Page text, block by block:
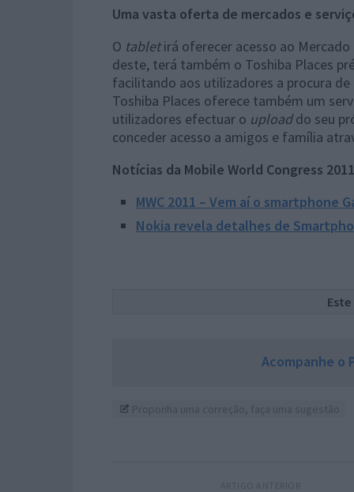
Uma vasta oferta de mercados e
O tabletirá oferecer acesso ao
deste, terá também o Toshiba Places
facilitando aos utilizadores a procura de
Toshiba Places oferece também um
utilizadores efectuar o uploaddo seu
conceder acesso a amigos e família
Notícias da Mobile World Congress 2011
MWC 2011 – Vem aí o smartphone
Nokia revela detalhes de
Acompanhe o